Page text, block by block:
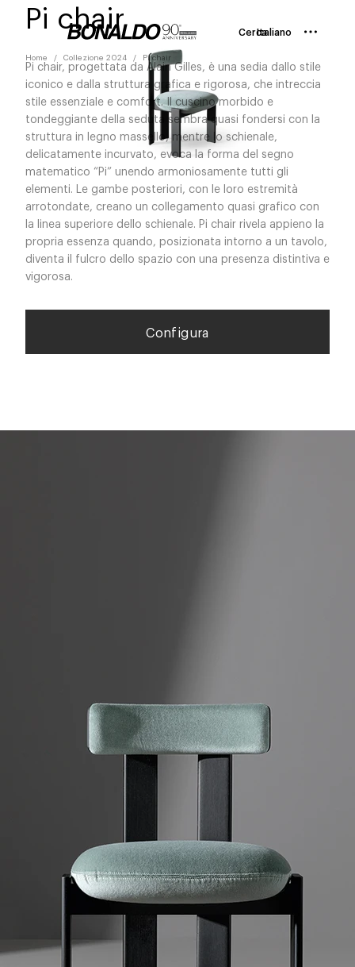
CercaItaliano
Home Collezione 2024 Pi chair
Pi chair
Pi chair, progettata da Alain Gilles, è una sedia dallo stile
iconico e dalla struttura grafica e rigorosa, che intreccia
stile essenziale e comfort. Il cuscino morbido e
tondeggiante della seduta sembra quasi fondersi con la
struttura in legno massello, mentre lo schienale,
delicatamente incurvato, evoca la forma del segno
matematico “Pi” unendo armoniosamente tutti gli
elementi. Le gambe posteriori, con le loro estremità
arrotondate, creano un collegamento quasi grafico con
la linea superiore dello schienale. Pi chair rivela appieno la
propria essenza quando, posizionata intorno a un tavolo,
diventa il fulcro dello spazio con una presenza distintiva e
vigorosa.
Configura